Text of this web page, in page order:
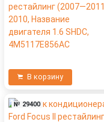
В корзину
№ 29400